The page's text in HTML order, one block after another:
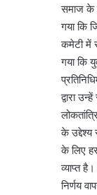
समाज के
गया कि
कमेटी में
गया कि
द्वारा
के उद्देश्य
के लिए
व्याप्त
निर्णय